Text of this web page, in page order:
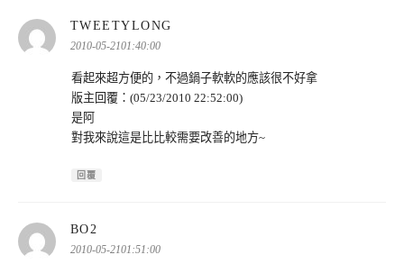
TWEETYLONG
2010-05-2101:40:00
看起來超方便的，不過鍋子軟軟的應該很不好拿
版主回覆：(05/23/2010 22:52:00)
是阿
對我來說這是比比較需要改善的地方~
回覆
BO2
示:
2010-05-2101:51:00